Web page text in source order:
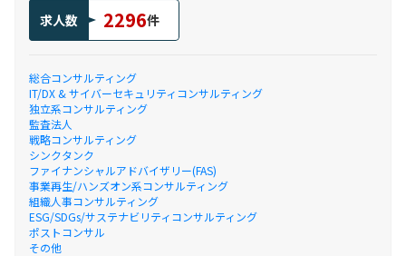
求人数 2296件
総合コンサルティング
IT/DX & サイバーセキュリティコンサルティング
独立系コンサルティング
監査法人
戦略コンサルティング
シンクタンク
ファイナンシャルアドバイザリー(FAS)
事業再生/ハンズオン系コンサルティング
組織人事コンサルティング
ESG/SDGs/サステナビリティコンサルティング
ポストコンサル
その他